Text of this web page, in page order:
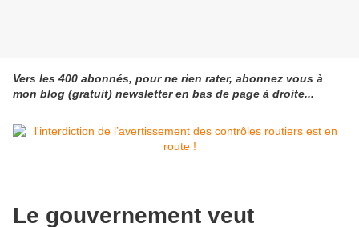
Vers les 400 abonnés, pour ne rien rater, abonnez vous à
mon blog (gratuit) newsletter en bas de page à droite...
Le gouvernement veut